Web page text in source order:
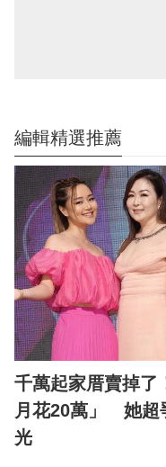
編輯精選推薦
千萬起家厝賣掉了
月花20萬」 她超
光